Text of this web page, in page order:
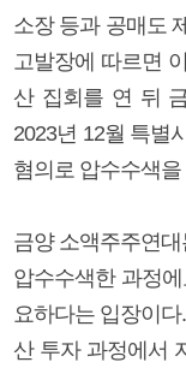
소장 등과 공매도
고발장에 따르면
산 집회를 연 뒤
2023년 12월 특별
혐의로 압수수색
금양 소액주주연
압수수색한 과정
요하다는 입장이
산 투자 과정에서